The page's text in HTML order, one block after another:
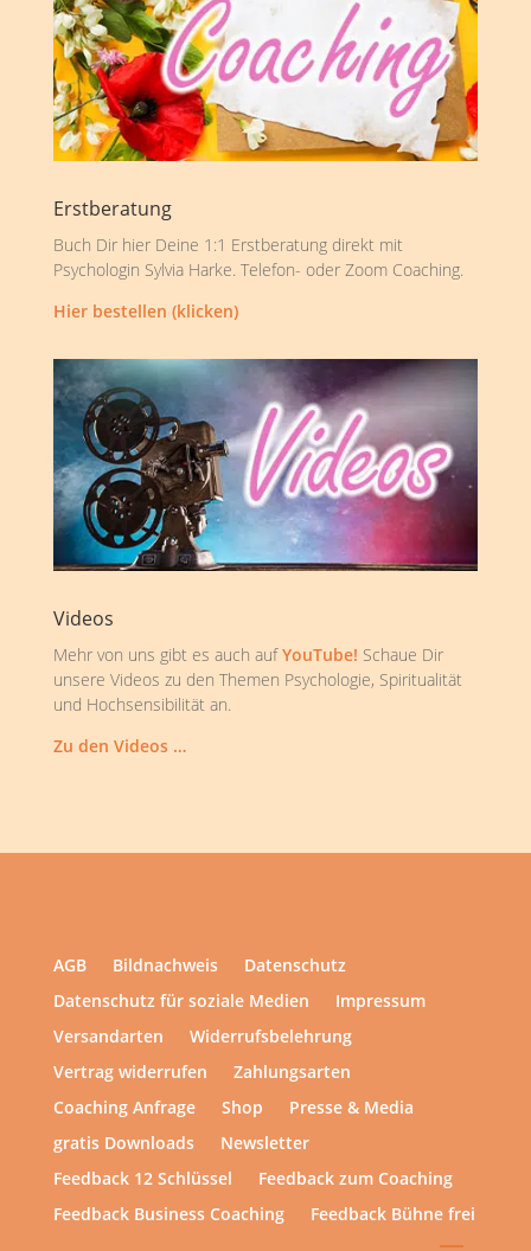
Erstberatung
Buch Dir hier Deine 1:1 Erstberatung direkt mit
Psychologin Sylvia Harke. Telefon- oder Zoom Coaching.
Hier bestellen (klicken)
Videos
Mehr von uns gibt es auch aufYouTube! Schaue Dir
unsere Videos zu den Themen Psychologie, Spiritualität
und Hochsensibilität an.
Zu den Videos …
AGB Bildnachweis
Datenschutz
Datenschutz für soziale Medien
Impressum
Versandarten
Widerrufsbelehrung
Vertrag widerrufen
Zahlungsarten
Coaching Anfrage
Shop
Presse & Media
gratis Downloads
Newsletter
Feedback 12 Schlüssel
Feedback zum Coaching
Feedback Business Coaching
Feedback Bühne frei